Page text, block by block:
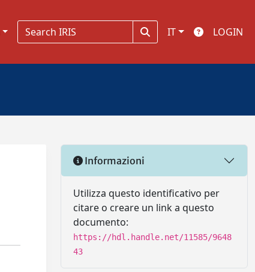
IT LOGIN
Informazioni
Utilizza questo identificativo per
citare o creare un link a questo
documento:
https://hdl.handle.net/11585/9648
43